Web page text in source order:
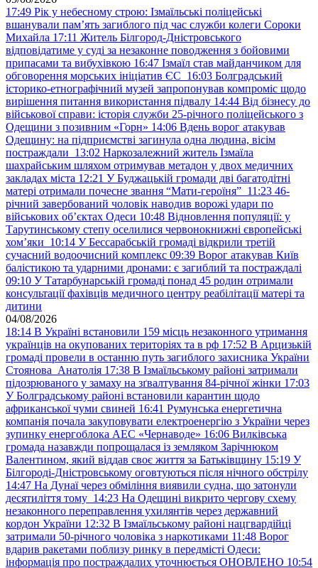
17:49 Рік у небесному строю: Ізмаїльські поліцейські
вшанували пам’ять загиблого під час служби колеги Сороки
Михайла 17:11 Житель Білгород-Дністровського
відповідатиме у суді за незаконне поводження з бойовими
припасами та вибухівкою 16:47 Ізмаїл став майданчиком для
обговорення морських ініціатив ЄС 16:03 Болградський
історико-етнографічний музей запропонував компроміс щодо
вирішення питання використання підвалу 14:44 Від бізнесу до
військової справи: історія служби 25-річного поліцейського з
Одещини з позивним «Горн» 14:06 Вдень ворог атакував
Одещину: на підприємстві загинула одна людина, вісім
постраждали 13:02 Наркозалежний житель Ізмаїла
шахрайським шляхом отримував метадон у двох медичних
закладах міста 12:21 У Буджацькій громади дві багатодітні
матері отримали почесне звання “Мати-героїня” 11:23 46-
річний завербований чоловік наводив ворожі удари по
військових обʼєктах Одеси 10:48 Відновлення популяції: у
Тарутинському степу оселилися червонокнижні європейські
хом’яки 10:14 У Бессарабській громаді відкрили третій
сучасний водоочисний комплекс 09:39 Ворог атакував Київ
балістикою та ударними дронами: є загиблий та постраждалі
09:10 У Татарбунарській громаді понад 45 родин отримали
консультації фахівців медичного центру реабілітації матері та
дитини
04/08/2026
18:14 В Україні встановили 159 місць незаконного утримання
українців на окупованих територіях та в рф 17:52 В Арцизькій
громаді провели в останню путь загиблого захисника України
Стоянова Анатолія 17:38 В Ізмаїльському районі затримали
підозрюваного у замаху на зґвалтування 84-річної жінки 17:03
У Болградському районі встановили карантин щодо
африканської чуми свиней 16:41 Румунська енергетична
компанія почала закуповувати електроенергію з України через
зупинку енергоблока АЕС «Чернаводе» 16:06 Вилківська
громада назавжди попрощалася із земляком Зарічнюком
Валентином, який віддав своє життя за Батьківщину 15:19 У
Білгороді-Дністровському оговтуються після нічного обстрілу
14:47 На Дунаї через обміління виявили судна, що затонули
десятиліття тому 14:23 На Одещині викрито чергову схему
незаконного переправлення ухилянтів через державний
кордон України 12:32 В Ізмаїльському районі нацгвардійці
затримали 50-річного чоловіка з наркотиками 11:48 Ворог
вдарив ракетами поблизу ринку в передмісті Одеси:
інформація про постраждалих уточнюється ОНОВЛЕНО 10:54